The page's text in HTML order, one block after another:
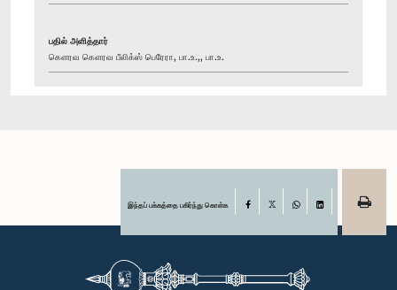
பதில் அளித்தார்
கௌரவ கௌரவ பீலிக்ஸ் பெரேரா, பா.உ.,, பா.உ.
இந்தப் பக்கத்தை பகிர்ந்து கொள்க Facebook